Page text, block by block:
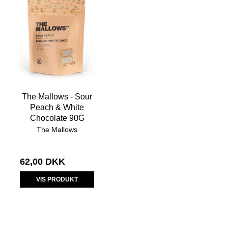
The Mallows - Sour
Peach & White
Chocolate 90G
The Mallows
62,00 DKK
VIS PRODUKT